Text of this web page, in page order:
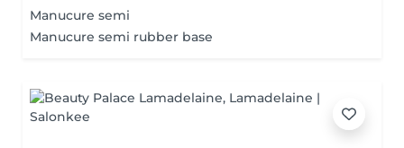
Manucure semi
Manucure semi rubber base